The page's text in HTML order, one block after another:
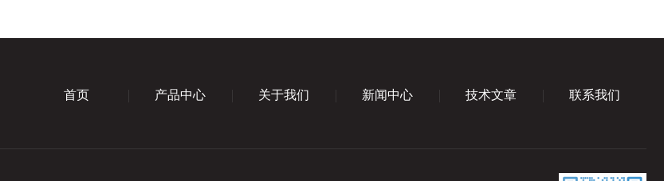
首页 产品中心 关于我们 新闻中心 技术文章 联系我们